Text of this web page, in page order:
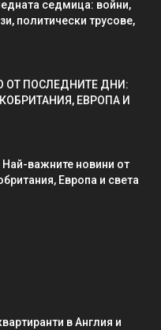
седмица: войни,
политически трусове,
ОТ ПОСЛЕДНИТЕ ДНИ:
ЕВРОПА И
важните новини от
Европа и света
в Англия и